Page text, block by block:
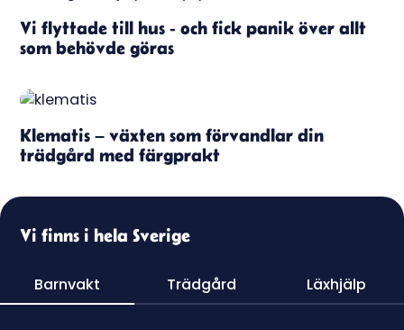
Vi flyttade till hus - och fick panik över allt
som behövde göras
Klematis – växten som förvandlar din
trädgård med färgprakt
Vi finns i hela Sverige
Barnvakt Trädgård Läxhjälp